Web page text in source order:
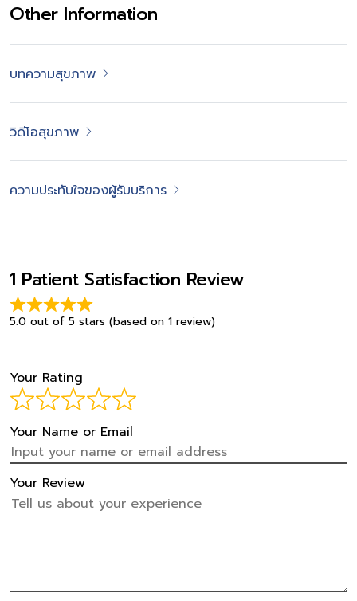
Other Information
บทความสุขภาพ
วิดีโอสุขภาพ
ความประทับใจของผู้รับบริการ
1 Patient Satisfaction Review
5.0 out of 5 stars (based on 1 review)
Your Rating
Your Name or Email
Your Review